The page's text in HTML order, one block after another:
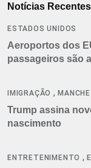
Notícias Recentes
ESTADOS UNIDOS
Aeroportos dos
passageiros são
IMIGRAÇÃO ,
Trump assina
nascimento
ENTRETENIMENTO ,